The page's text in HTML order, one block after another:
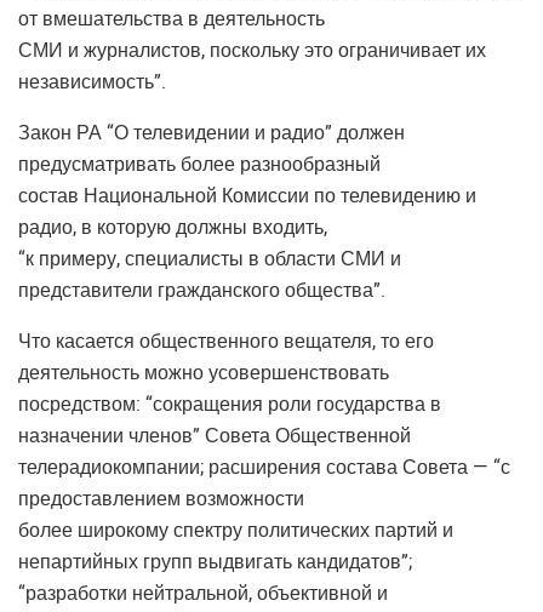
от вмешательства в деятельность
СМИ и журналистов, поскольку это ограничивает их
независимость”.
Закон РА “О телевидении и радио” должен
предусматривать более разнообразный
состав Национальной Комиссии по телевидению и
радио, в которую должны входить,
“к примеру, специалисты в области СМИ и
представители гражданского общества”.
Что касается общественного вещателя, то его
деятельность можно усовершенствовать
посредством: “сокращения роли государства в
назначении членов” Совета Общественной
телерадиокомпании; расширения состава Совета — “с
предоставлением возможности
более широкому спектру политических партий и
непартийных групп выдвигать кандидатов”;
“разработки нейтральной, объективной и